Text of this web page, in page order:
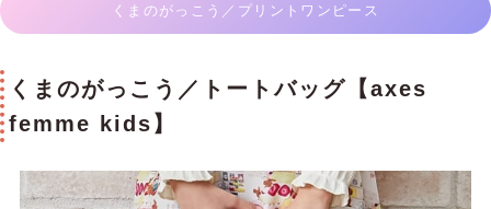
くまのがっこう／プリントワンピース
くまのがっこう／トートバッグ 【axes
femme kids】